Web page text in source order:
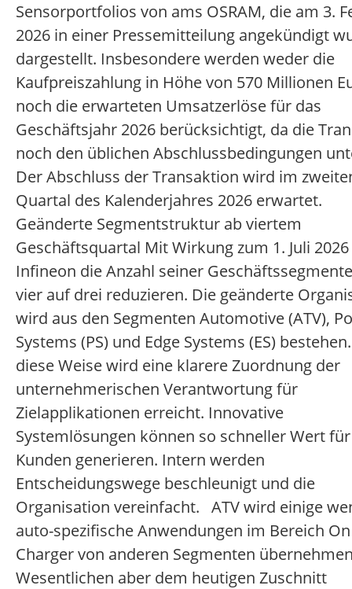
Sensorportfolios von ams OSRAM, die am 3.
2026 in einer Pressemitteilung angekündigt
dargestellt. Insbesondere werden weder die
Kaufpreiszahlung in Höhe von 570 Millionen
noch die erwarteten Umsatzerlöse für das
Geschäftsjahr 2026 berücksichtigt, da die
noch den üblichen Abschlussbedingungen
Der Abschluss der Transaktion wird im
Quartal des Kalenderjahres 2026 erwartet.
Geänderte Segmentstruktur ab viertem
Geschäftsquartal Mit Wirkung zum 1. Juli
Infineon die Anzahl seiner
vier auf drei reduzieren. Die geänderte
wird aus den Segmenten Automotive (ATV),
Systems (PS) und Edge Systems (ES)
diese Weise wird eine klarere Zuordnung der
unternehmerischen Verantwortung für
Zielapplikationen erreicht. Innovative
Systemlösungen können so schneller Wert für
Kunden generieren. Intern werden
Entscheidungswege beschleunigt und die
Organisation vereinfacht. ATV wird einige
auto-spezifische Anwendungen im Bereich
Charger von anderen Segmenten
Wesentlichen aber dem heutigen Zuschnitt